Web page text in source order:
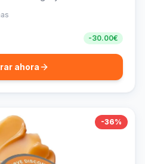
-30.00€
ahora
-36%